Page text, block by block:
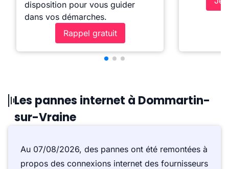
disposition pour vous guider
dans vos démarches.
Rappel gratuit
Les pannes internet à Dommartin-
sur-Vraine
Au 07/08/2026, des pannes ont été remontées à
propos des connexions internet des fournisseurs